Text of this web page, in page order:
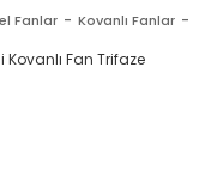
Fanlar Kovanlı Fanlar